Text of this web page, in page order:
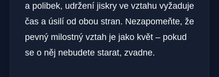
a polibek, udržení jiskry ve vztahu vyžaduje
čas a úsilí od obou stran. Nezapomeňte, že
pevný milostný vztah je jako květ – pokud
se o něj nebudete starat, zvadne.